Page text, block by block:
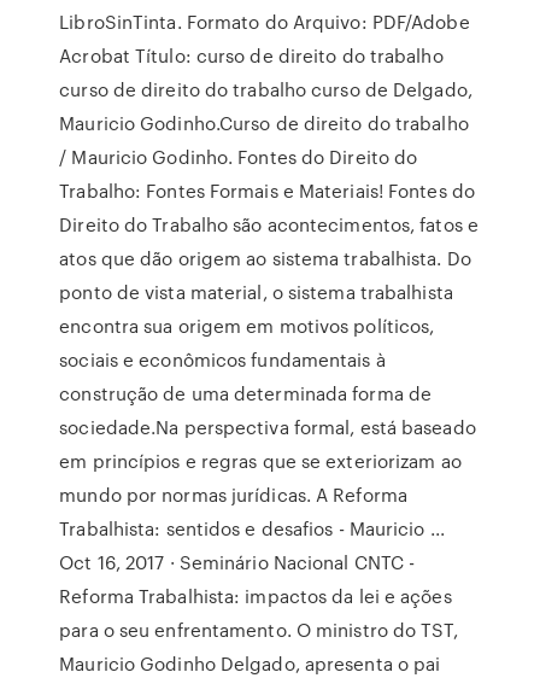
LibroSinTinta. Formato do Arquivo: PDF/Adobe
Acrobat Título: curso de direito do trabalho
curso de direito do trabalho curso de Delgado,
Mauricio Godinho.Curso de direito do trabalho
/ Mauricio Godinho. Fontes do Direito do
Trabalho: Fontes Formais e Materiais! Fontes do
Direito do Trabalho são acontecimentos, fatos e
atos que dão origem ao sistema trabalhista. Do
ponto de vista material, o sistema trabalhista
encontra sua origem em motivos políticos,
sociais e econômicos fundamentais à
construção de uma determinada forma de
sociedade.Na perspectiva formal, está baseado
em princípios e regras que se exteriorizam ao
mundo por normas jurídicas. A Reforma
Trabalhista: sentidos e desafios - Mauricio ...
Oct 16, 2017 · Seminário Nacional CNTC -
Reforma Trabalhista: impactos da lei e ações
para o seu enfrentamento. O ministro do TST,
Mauricio Godinho Delgado, apresenta o pai